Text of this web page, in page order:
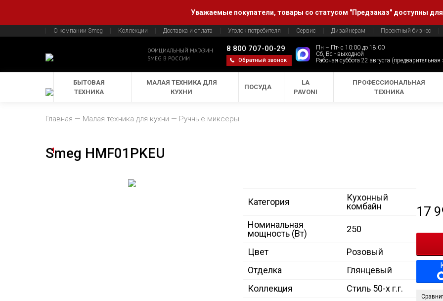
Уважаемые покупатели, товары со статусом "Предзаказ" доступны для
О компании Smeg Коллекции Доставка и оплата Уголок потребителя Сервис Дизайнерам Проектный бизнес
ОФИЦИАЛЬНЫЙ МАГАЗИН
SMEG В РОССИИ
8 800 707-00-29
Обратный звонок
Пн – Пт- с 10:00 до 18:00
Сб, Вс - выходной
Рабочая суббота 22 августа (предварительная
БЫТОВАЯ
ТЕХНИКА
МАЛАЯ ТЕХНИКА ДЛЯ
КУХНИ
ПОСУДА
LA
PAVONI
ПРОФЕССИОНАЛЬНАЯ
ТЕХНИКА
Главная Малая техника для кухни Ручные миксеры
Smeg HMF01PKEU
Категория
Кухонный
комбайн
Номинальная
мощность (Вт)
250
Цвет
Розовый
Отделка
Глянцевый
Коллекция
Стиль 50-х г.г.
17
1